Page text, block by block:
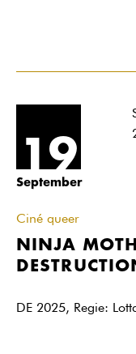
19
September
Ciné queer
NINJA
DE 2025, Regie: